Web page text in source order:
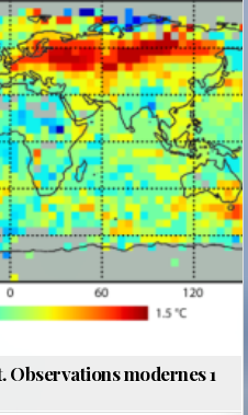
Observations modernes 1